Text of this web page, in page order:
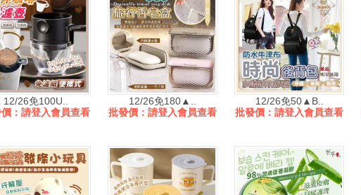
12/26免100U..
：請登入會員查看
12/26免180▲..
批發價：請登入會員查看
12/26免50▲B..
批發價：請登入會員查看